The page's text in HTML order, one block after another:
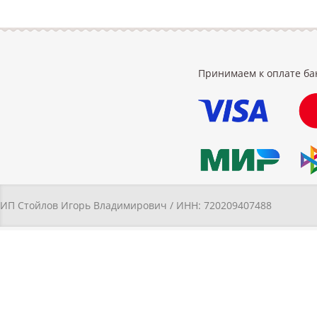
Принимаем к оплате
ИП Стойлов Игорь Владимирович / ИНН: 720209407488